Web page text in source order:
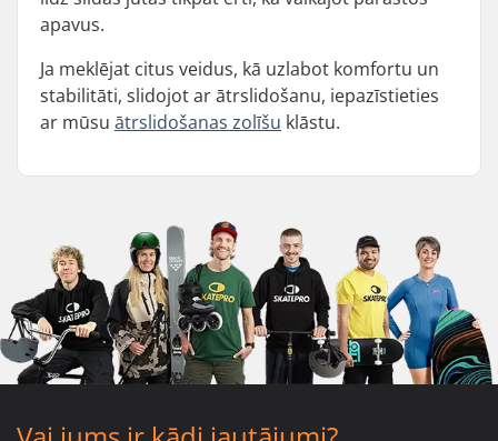
apavus.
Ja meklējat citus veidus, kā uzlabot komfortu un
stabilitāti, slidojot ar ātrslidošanu, iepazīstieties
ar mūsu ātrslidošanas zolīšu klāstu.